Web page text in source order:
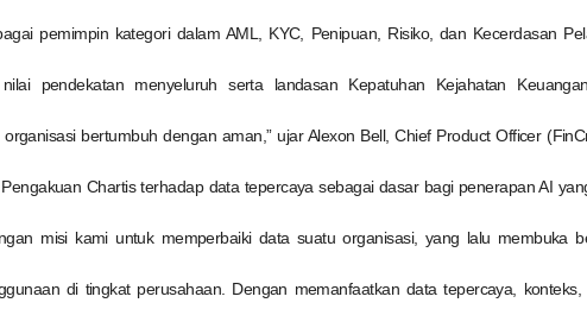
pemimpin kategori dalam AML, KYC, Penipuan, Risiko, dan Kecerdasan
nilai pendekatan menyeluruh serta landasan Kepatuhan Kejahatan
bertumbuh dengan aman,” ujar Alexon Bell, Chief Product Officer
Chartis terhadap data tepercaya sebagai dasar bagi penerapan AI
misi kami untuk memperbaiki data suatu organisasi, yang lalu membuka
di tingkat perusahaan. Dengan memanfaatkan data tepercaya, konteks,